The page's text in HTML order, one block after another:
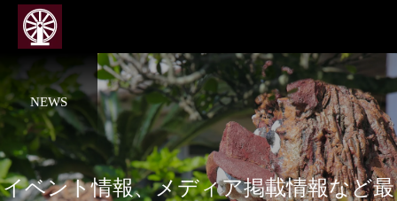
NEWS
イベント情報、メディア掲載情報など最